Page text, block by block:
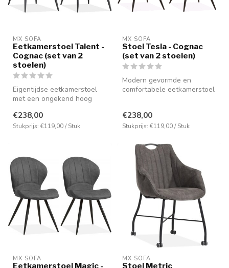
MX SOFA
Eetkamerstoel Talent -
Cognac (set van 2
stoelen)
Eigentijdse eetkamerstoel
met een ongekend hoog
nieu...
€238,00
Stukprijs: €119,00 / Stuk
MX SOFA
Stoel Tesla - Cognac
(set van 2 stoelen)
Modern gevormde en
comfortabele eetkamerstoel
€238,00
Stukprijs: €119,00 / Stuk
MX SOFA
Eetkamerstoel Magic -
MX SOFA
Stoel Metric